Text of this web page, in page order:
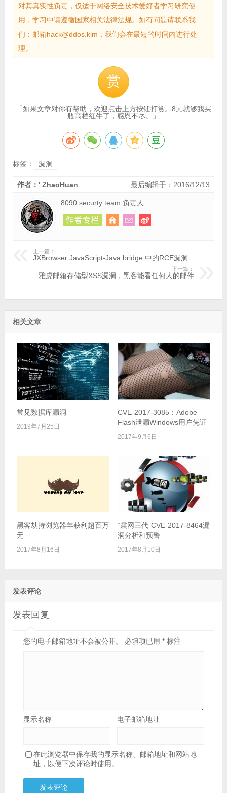
对其真实性负责，仅适于网络安全技术爱好者学习研究使
用，学习中请遵循国家相关法律法规。如有问题请联系我
们：邮箱hack@ddos.kim，我们会在最短的时间内进行处
理。
赏
「如果文章对你有帮助，欢迎点击上方按钮打赏。8元就够我买
瓶高档红牛了，感恩不尽。」
标签： 漏洞
最后编辑于：2016/12/13
作者：' ZhaoHuan
8090 securty team 负责人
上一篇：
JXBrowser JavaScript-Java bridge 中的RCE漏洞
下一篇：
雅虎邮箱存储型XSS漏洞，黑客能看任何人的邮件
相关文章
常见数据库漏洞
2019年7月25日
CVE-2017-3085：Adobe
Flash泄漏Windows用户凭证
2017年9月6日
黑客劫持浏览器年获利超百万
元
2017年8月16日
“震网三代”CVE-2017-8464漏
洞分析和预警
2017年8月10日
发表评论
发表回复
您的电子邮箱地址不会被公开。 必填项已用 *标注
显示名称 电子邮箱地址
在此浏览器中保存我的显示名称、邮箱地址和网站地
址，以便下次评论时使用。